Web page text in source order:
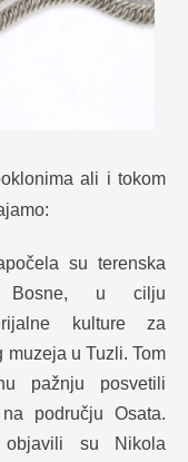
ali i tokom
su terenska
Bosne, u cilju
kulture za
u Tuzli. Tom
pažnju posvetili
području Osata.
objavili su Nikola